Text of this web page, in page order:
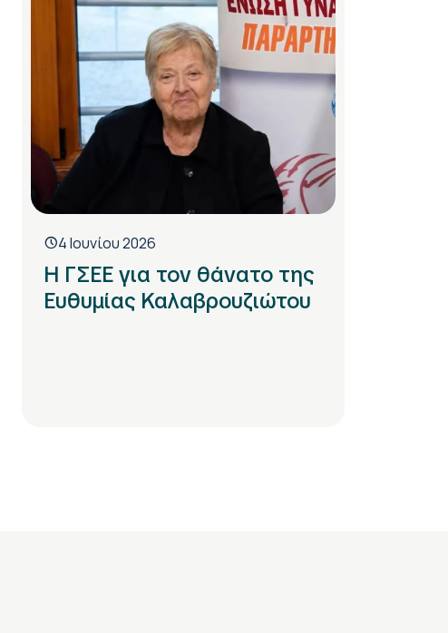
4 Ιουνίου 2026
Η ΓΣΕΕ για τον θάνατο της
Ευθυμίας Καλαβρουζιώτου